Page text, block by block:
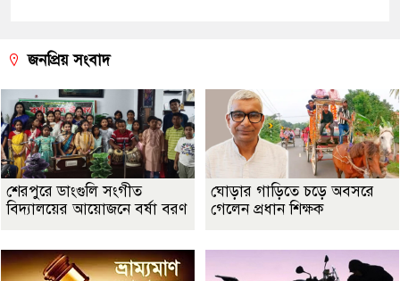
জনপ্রিয় সংবাদ
শেরপুরে ডাংগুলি সংগীত
বিদ্যালয়ের আয়োজনে বর্ষা বরণ
ঘোড়ার গাড়িতে চড়ে অবসরে
গেলেন প্রধান শিক্ষক